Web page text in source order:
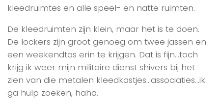
kleedruimtes en alle speel- en natte ruimten.
De kleedruimten zijn klein, maar het is te doen.
De lockers zijn groot genoeg om twee jassen en
een weekendtas erin te krijgen. Dat is fijn…toch
krijg ik weer mijn militaire dienst shivers bij het
zien van die metalen kleedkastjes…associaties…ik
ga hulp zoeken, haha.